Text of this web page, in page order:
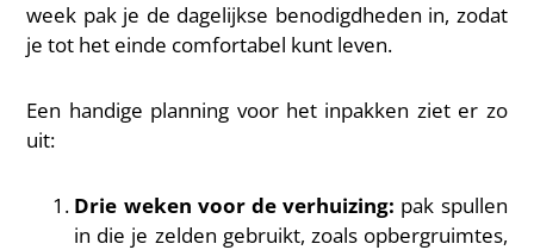
week pak je de dagelijkse benodigdheden in, zodat
je tot het einde comfortabel kunt leven.
Een handige planning voor het inpakken ziet er zo
uit:
Drie weken voor de verhuizing: pak spullen
in die je zelden gebruikt, zoals opbergruimtes,